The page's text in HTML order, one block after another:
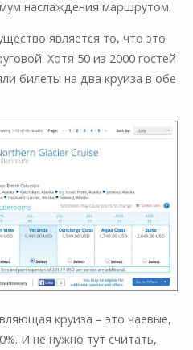
наслаждения маршрутом.
является то, что это
Хотя 50 из 2000 гостей
билеты на два круиза в обе
круиза – это чаевые,
И не нужно тут считать,